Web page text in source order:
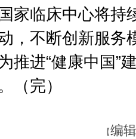
家临床中心将持
，不断创新服务
推进“健康中国”
（完）
【编